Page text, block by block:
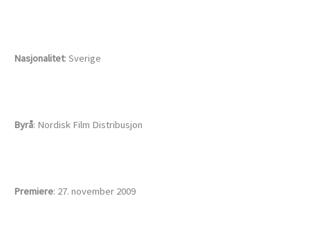
Nasjonalitet: Sverige
Byrå: Nordisk Film Distribusjon
Premiere: 27. november 2009